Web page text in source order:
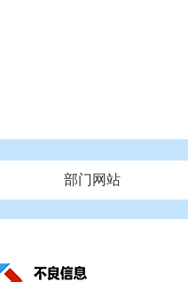
福建 江西 河南 湖北
泰州市政府 盐城市政府
市人社局 市自然资源和规划局
部门网站